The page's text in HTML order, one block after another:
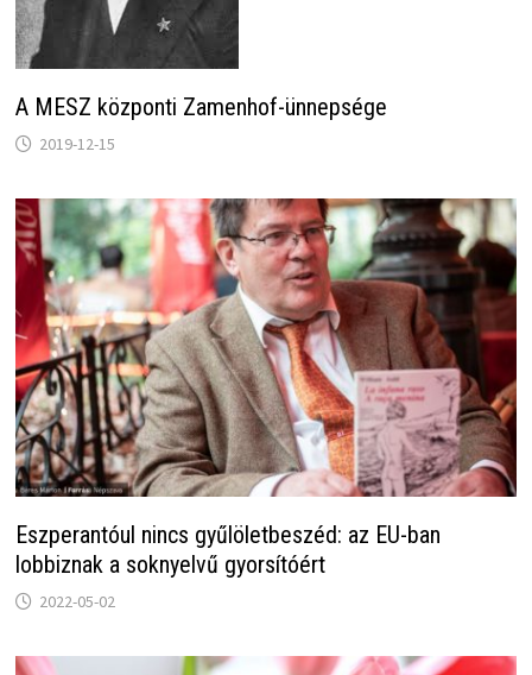
A MESZ központi Zamenhof-ünnepsége
2019-12-15
Eszperantóul nincs gyűlöletbeszéd: az EU-ban
lobbiznak a soknyelvű gyorsítóért
2022-05-02